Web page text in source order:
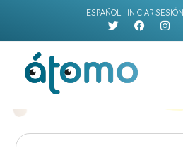
contenido
ESPAÑOL | INICIAR SESIÓN